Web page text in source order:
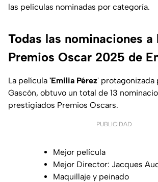
las películas nominadas por categoría.
Todas las nominaciones a
Premios Oscar 2025 de
La película 'Emilia Pérez' protagonizada
Gascón, obtuvo un total de 13
prestigiados Premios Oscars.
PUBLICIDAD
Mejor película
Mejor Director: Jacques
Maquillaje y peinado